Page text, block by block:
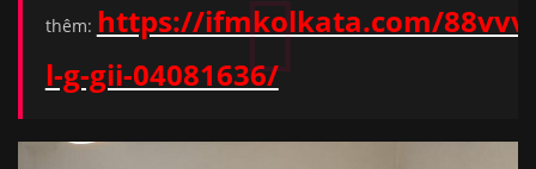
thêm: https://ifmkolkata.com/88vvv-
l-g-gii-04081636/